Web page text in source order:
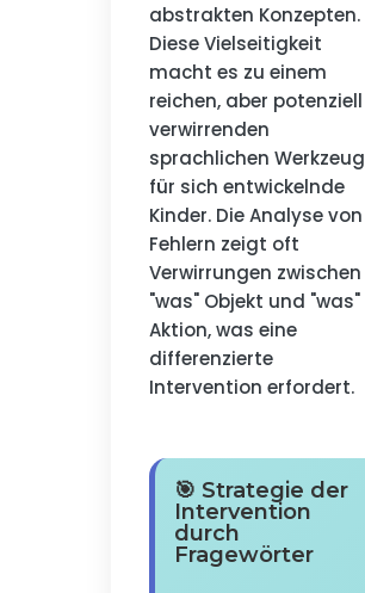
abstrakten Konzepten.
Diese Vielseitigkeit
macht es zu einem
reichen, aber potenziell
verwirrenden
sprachlichen Werkzeug
für sich entwickelnde
Kinder. Die Analyse von
Fehlern zeigt oft
Verwirrungen zwischen
"was" Objekt und "was"
Aktion, was eine
differenzierte
Intervention erfordert.
🎯 Strategie der
Intervention
durch
Fragewörter